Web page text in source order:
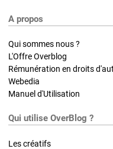
A propos
Qui sommes nous ?
L'Offre Overblog
Rémunération en droits
Webedia
Manuel d'Utilisation
Qui utilise OverBlog ?
Les créatifs